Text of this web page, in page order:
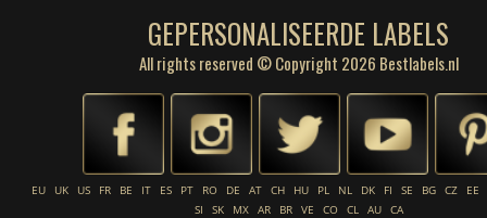
GEPERSONALISEERDE LABELS
All rights reserved © Copyright 2026 Bestlabels.nl
EU UK US FR BE IT ES PT RO DE AT CH HU PL NL DK FI SE BG CZ
EE
SI
SK MX AR BR VE CO CL AU CA